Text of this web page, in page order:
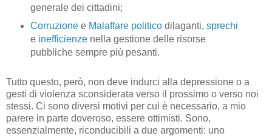
generale dei cittadini;
Corruzionee Malaffare politicodilaganti, sprechi
e inefficienzenella gestione delle risorse
pubbliche sempre più pesanti.
Tutto questo, però, non deve indurci alla depressione o a
gesti di violenza sconsiderata verso il prossimo o verso noi
stessi. Ci sono diversi motivi per cui è necessario, a mio
parere in parte doveroso, essere ottimisti. Sono,
essenzialmente, riconducibili a due argomenti: uno